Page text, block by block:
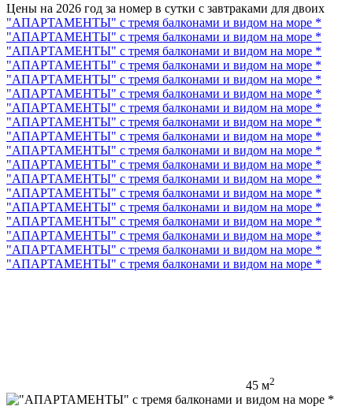
Цены на 2026 год за номер в сутки с завтраками для двоих
"АПАРТАМЕНТЫ" с тремя балконами и видом на море *
"АПАРТАМЕНТЫ" с тремя балконами и видом на море *
"АПАРТАМЕНТЫ" с тремя балконами и видом на море *
"АПАРТАМЕНТЫ" с тремя балконами и видом на море *
"АПАРТАМЕНТЫ" с тремя балконами и видом на море *
"АПАРТАМЕНТЫ" с тремя балконами и видом на море *
"АПАРТАМЕНТЫ" с тремя балконами и видом на море *
"АПАРТАМЕНТЫ" с тремя балконами и видом на море *
"АПАРТАМЕНТЫ" с тремя балконами и видом на море *
"АПАРТАМЕНТЫ" с тремя балконами и видом на море *
"АПАРТАМЕНТЫ" с тремя балконами и видом на море *
"АПАРТАМЕНТЫ" с тремя балконами и видом на море *
"АПАРТАМЕНТЫ" с тремя балконами и видом на море *
"АПАРТАМЕНТЫ" с тремя балконами и видом на море *
"АПАРТАМЕНТЫ" с тремя балконами и видом на море *
"АПАРТАМЕНТЫ" с тремя балконами и видом на море *
"АПАРТАМЕНТЫ" с тремя балконами и видом на море *
"АПАРТАМЕНТЫ" с тремя балконами и видом на море *
45 м2